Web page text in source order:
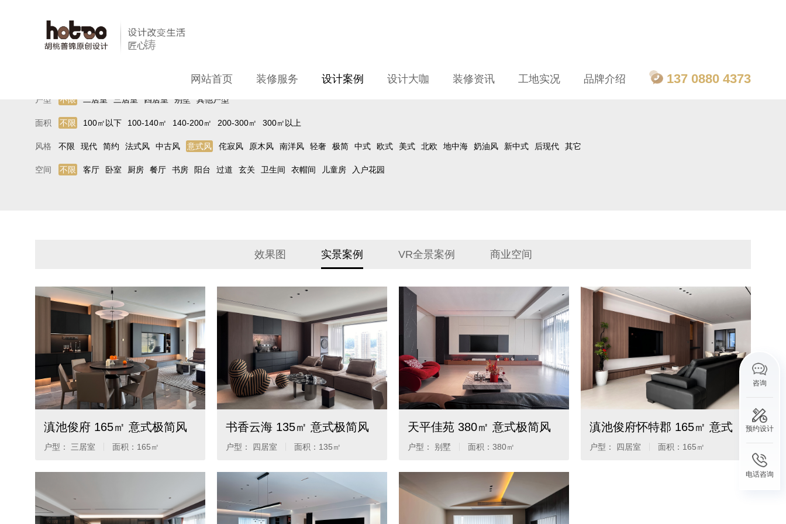
网站首页 装修服务 设计案例 设计大咖 装修资讯 工地实况 品牌介绍 137 0880 4373
户型 不限 二居室 三居室 四居室 别墅 其他户型
面积 不限 100㎡以下 100-140㎡ 140-200㎡ 200-300㎡ 300㎡以上
风格 不限 现代 简约 法式风 中古风 意式风 侘寂风 原木风 南洋风 轻奢 极简 中式 欧式 美式 北欧 地中海 奶油风 新中式 后现代 其它
空间 不限 客厅 卧室 厨房 餐厅 书房 阳台 过道 玄关 卫生间 衣帽间 儿童房 入户花园
效果图 实景案例 VR全景案例 商业空间
滇池俊府 165㎡ 意式极简风
户型： 三居室 面积： 165㎡
书香云海 135㎡ 意式极简风
户型： 四居室 面积： 135㎡
天平佳苑 380㎡ 意式极简风
户型： 别墅 面积： 380㎡
滇池俊府怀特郡 165㎡ 意式
极简风
户型： 四居室 面积： 165㎡
咨询
预约设计
电话咨询